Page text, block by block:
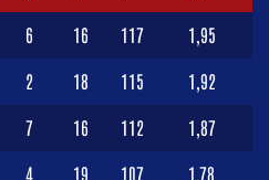
6 16 117 1,95
2 18 115 1,92
7 16 112 1,87
4 19 107 1,78